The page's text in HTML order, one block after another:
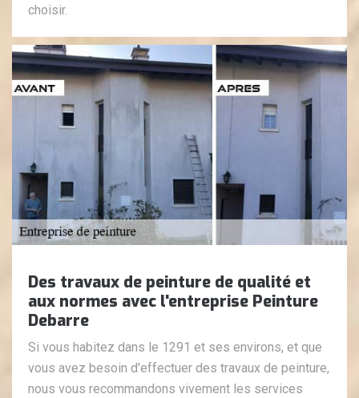
choisir.
Des travaux de peinture de qualité et
aux normes avec l'entreprise Peinture
Debarre
Si vous habitez dans le 1291 et ses environs, et que
vous avez besoin d'effectuer des travaux de peinture,
nous vous recommandons vivement les services